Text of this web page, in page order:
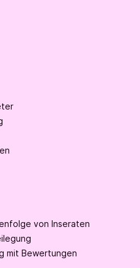
von Inseraten
mit Bewertungen